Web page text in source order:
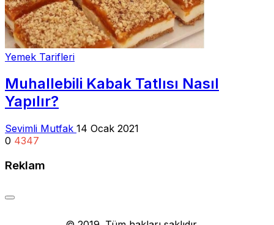
Yemek Tarifleri
Muhallebili Kabak Tatlısı Nasıl
Yapılır?
Sevimli Mutfak 14 Ocak 2021
0 4347
Reklam